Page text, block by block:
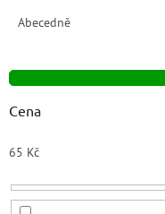
p
r
o
d
u
k
t
Abecedně
Cena
65 Kč